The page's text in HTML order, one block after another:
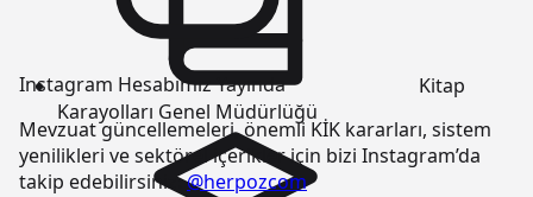
Instagram Hesabımız Yayında
Mevzuat güncellemeleri, önemli KİK kararları, sistem
yenilikleri ve sektörel içerikler için bizi Instagram’da
takip edebilirsiniz:@herpozcom
Kitap
Karayolları Genel Müdürlüğü